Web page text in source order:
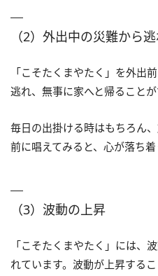
（2）外出中の災難から
「こそたくまやたく」を外出
逃れ、無事に家へと帰ることが
毎日の出掛ける時はもちろん
前に唱えてみると、心が落ち着
（3）波動の上昇
「こそたくまやたく」には、
れています。波動が上昇する